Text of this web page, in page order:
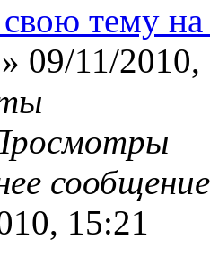
тему
» 09/11/2010,
15:21